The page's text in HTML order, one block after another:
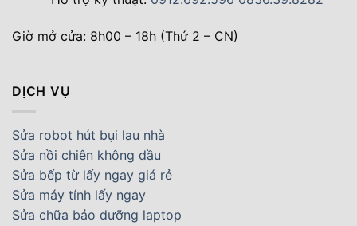
Giờ mở cửa: 8h00 – 18h (Thứ 2 – CN)
DỊCH VỤ
Sửa robot hút bụi lau nhà
Sửa nồi chiên không dầu
Sửa bếp từ lấy ngay giá rẻ
Sửa máy tính lấy ngay
Sửa chữa bảo dưỡng laptop